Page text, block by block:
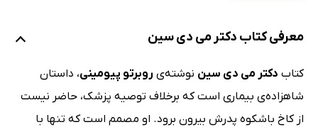
معرفی کتاب دکتر می دی سین
کتاب دکتر می دی سین نوشته‌ی روبرتو پیومینی، داستان
شاهزاده‌ی بیماری است که برخلاف توصیه پزشک، حاضر نیست
از کاخ باشکوه پدرش بیرون برود. او مصمم است که تنها با